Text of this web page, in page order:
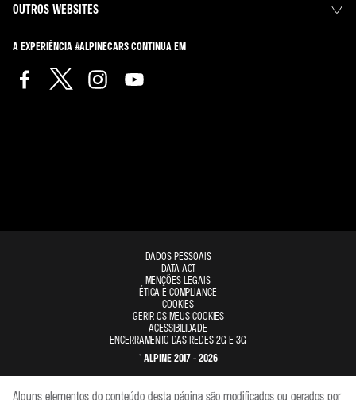
OUTROS WEBSITES
A EXPERIÊNCIA #ALPINECARS CONTINUA EM
DADOS PESSOAIS
DATA ACT
MENÇÕES LEGAIS
ÉTICA E COMPLIANCE
COOKIES
GERIR OS MEUS COOKIES
ACESSIBILIDADE
ENCERRAMENTO DAS REDES 2G E 3G
© ALPINE 2017 - 2026
Alguns elementos do conteúdo desta página são modificados ou gerados por